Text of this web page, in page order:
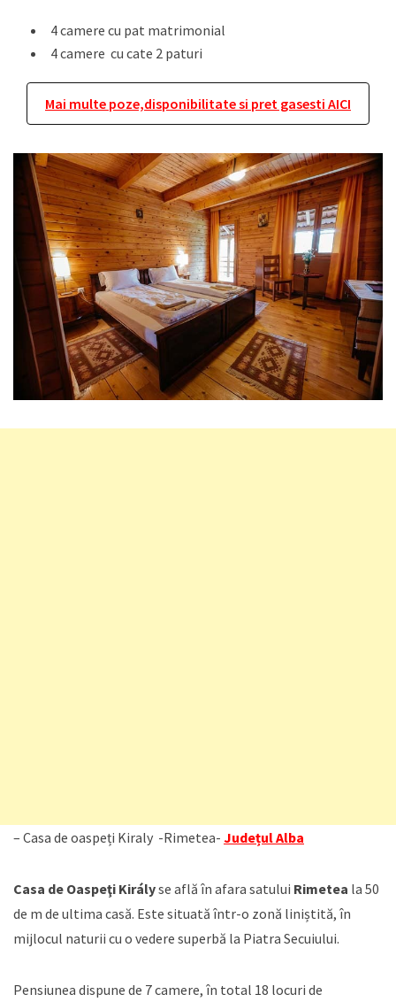
4 camere cu pat matrimonial
4 camere cu cate 2 paturi
Mai multe poze,disponibilitate si pret gasesti AICI
– Casa de oaspeți Kiraly -Rimetea- Județul Alba
Casa de Oaspeţi Királyse află în afara satului Rimetea la 50
de m de ultima casă. Este situată într-o zonă liniștită, în
mijlocul naturii cu o vedere superbă la Piatra Secuiului.
Pensiunea dispune de 7 camere, în total 18 locuri de